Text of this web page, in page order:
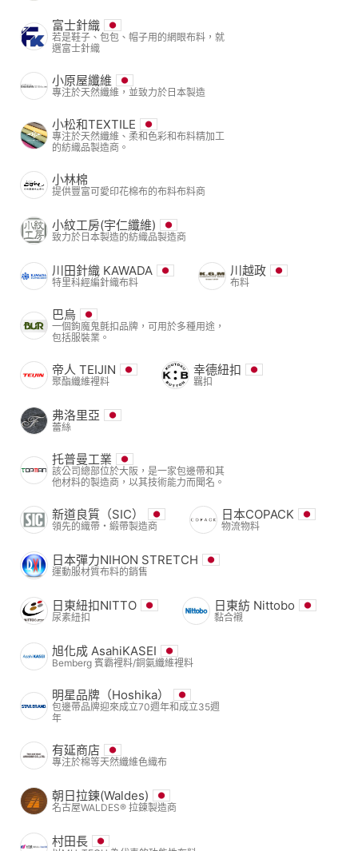
富士針織
若是鞋子、包包、帽子用的網眼布料，就
選富士針織
小原屋纖維
專注於天然纖維，並致力於日本製造
小松和TEXTILE
專注於天然纖維、柔和色彩和布料精加工
的紡織品製造商。
小林棉
提供豐富可愛印花棉布的布料布料商
小紋工房(宇仁纖維)
致力於日本製造的紡織品製造商
川田針織 KAWADA
特里科經編針織布料
川越政
布料
巴烏
一個鉤魔鬼氈扣品牌，可用於多種用途，
包括服裝業。
帝人 TEIJIN
聚酯纖維裡料
幸德紐扣
羈扣
弗洛里亞
蕾絲
托普曼工業
該公司總部位於大阪，是一家包邊帶和其
他材料的製造商，以其技術能力而聞名。
新道良質（SIC）
領先的織帶・緞帶製造商
日本COPACK
物流物料
日本彈力NIHON STRETCH
運動服材質布料的銷售
日東紐扣NITTO
尿素紐扣
日東紡 Nittobo
黏合襯
旭化成 AsahiKASEI
Bemberg 賓霸裡料/銅氨纖維裡料
明星品牌（Hoshika）
包邊帶品牌迎來成立70週年和成立35週
年
有延商店
專注於棉等天然纖維色織布
朝日拉鍊(Waldes)
名古屋WALDES® 拉鍊製造商
村田長